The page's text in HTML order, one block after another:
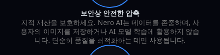
보안상 안전한 압축
지적 재산을 보호하세요. Nero AI는 데이터를 존중하며, 사
용자의 이미지를 저장하거나 AI 모델 학습에 활용하지 않습
니다. 단순히 품질을 최적화하는 데만 사용됩니다.